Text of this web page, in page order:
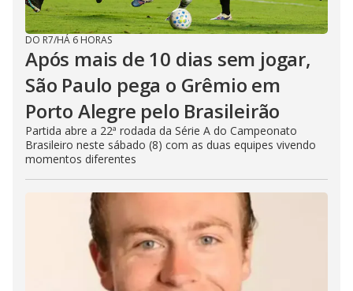
DO R7/HÁ 6 HORAS
Após mais de 10 dias sem jogar,
São Paulo pega o Grêmio em
Porto Alegre pelo Brasileirão
Partida abre a 22ª rodada da Série A do Campeonato
Brasileiro neste sábado (8) com as duas equipes vivendo
momentos diferentes